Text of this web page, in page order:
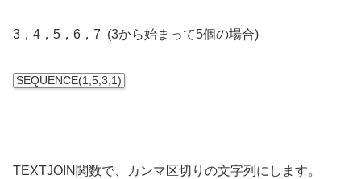
3，4，5，6，7 (3から始まって5個の場合)
SEQUENCE(1 5 3 1 )
TEXTJOIN関数で、カンマ区切りの文字列にします。